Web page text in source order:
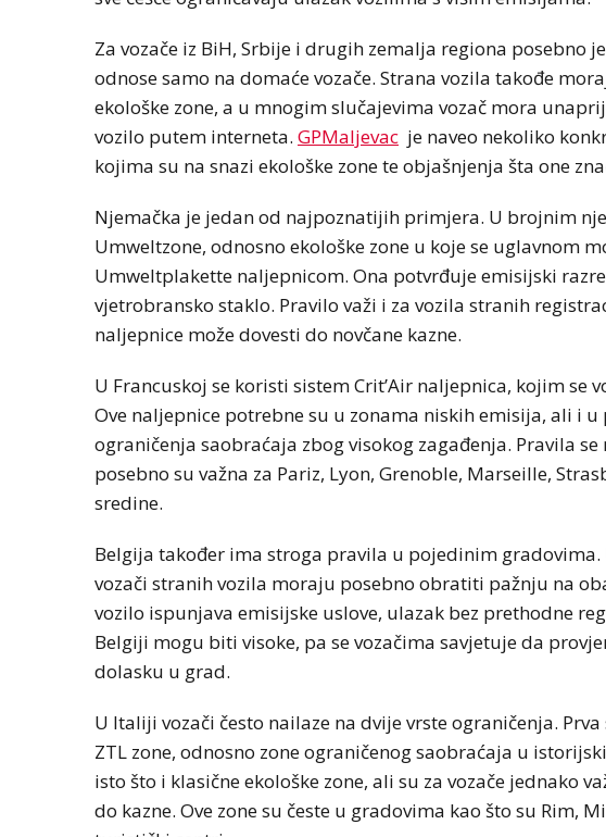
Za vozače iz BiH, Srbije i drugih zemalja regiona posebno
odnose samo na domaće vozače. Strana vozila takođe
ekološke zone, a u mnogim slučajevima vozač mora
vozilo putem interneta. GPMaljevac je naveo nekoliko
kojima su na snazi ekološke zone te objašnjenja šta one
Njemačka je jedan od najpoznatijih primjera. U brojnim
Umweltzone, odnosno ekološke zone u koje se uglavnom
Umweltplakette naljepnicom. Ona potvrđuje emisijski
vjetrobransko staklo. Pravilo važi i za vozila stranih
naljepnice može dovesti do novčane kazne.
U Francuskoj se koristi sistem Crit’Air naljepnica, kojim se
Ove naljepnice potrebne su u zonama niskih emisija, ali i
ograničenja saobraćaja zbog visokog zagađenja. Pravila
posebno su važna za Pariz, Lyon, Grenoble, Marseille,
sredine.
Belgija također ima stroga pravila u pojedinim gradovima.
vozači stranih vozila moraju posebno obratiti pažnju na
vozilo ispunjava emisijske uslove, ulazak bez prethodne
Belgiji mogu biti visoke, pa se vozačima savjetuje da
dolasku u grad.
U Italiji vozači često nailaze na dvije vrste ograničenja.
ZTL zone, odnosno zone ograničenog saobraćaja u
isto što i klasične ekološke zone, ali su za vozače jednako
do kazne. Ove zone su česte u gradovima kao što su Rim,